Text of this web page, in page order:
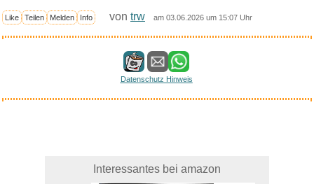
Like Teilen Melden Info von trw am 03.06.2026 um 15:07 Uhr
Datenschutz Hinweis
Interessantes bei amazon